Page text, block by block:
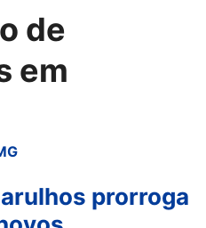
de
em
prorroga